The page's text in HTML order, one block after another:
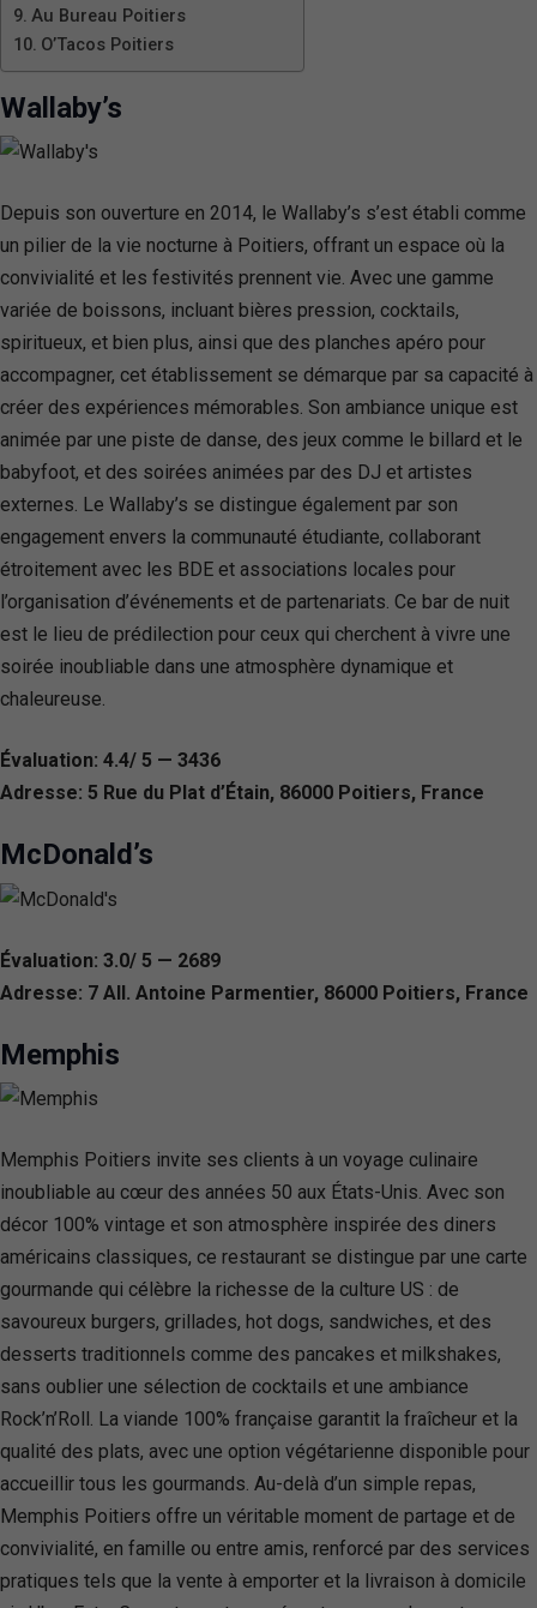
Au Bureau Poitiers
O’Tacos Poitiers
Wallaby’s
Depuis son ouverture en 2014, le Wallaby’s s’est établi comme
un pilier de la vie nocturne à Poitiers, offrant un espace où la
convivialité et les festivités prennent vie. Avec une gamme
variée de boissons, incluant bières pression, cocktails,
spiritueux, et bien plus, ainsi que des planches apéro pour
accompagner, cet établissement se démarque par sa capacité à
créer des expériences mémorables. Son ambiance unique est
animée par une piste de danse, des jeux comme le billard et le
babyfoot, et des soirées animées par des DJ et artistes
externes. Le Wallaby’s se distingue également par son
engagement envers la communauté étudiante, collaborant
étroitement avec les BDE et associations locales pour
l’organisation d’événements et de partenariats. Ce bar de nuit
est le lieu de prédilection pour ceux qui cherchent à vivre une
soirée inoubliable dans une atmosphère dynamique et
chaleureuse.
Évaluation: 4.4/ 5 — 3436
Adresse: 5 Rue du Plat d’Étain, 86000 Poitiers, France
McDonald’s
Évaluation: 3.0/ 5 — 2689
Adresse: 7 All. Antoine Parmentier, 86000 Poitiers, France
Memphis
Memphis Poitiers invite ses clients à un voyage culinaire
inoubliable au cœur des années 50 aux États-Unis. Avec son
décor 100% vintage et son atmosphère inspirée des diners
américains classiques, ce restaurant se distingue par une carte
gourmande qui célèbre la richesse de la culture US : de
savoureux burgers, grillades, hot dogs, sandwiches, et des
desserts traditionnels comme des pancakes et milkshakes,
sans oublier une sélection de cocktails et une ambiance
Rock’n’Roll. La viande 100% française garantit la fraîcheur et la
qualité des plats, avec une option végétarienne disponible pour
accueillir tous les gourmands. Au-delà d’un simple repas,
Memphis Poitiers offre un véritable moment de partage et de
convivialité, en famille ou entre amis, renforcé par des services
pratiques tels que la vente à emporter et la livraison à domicile